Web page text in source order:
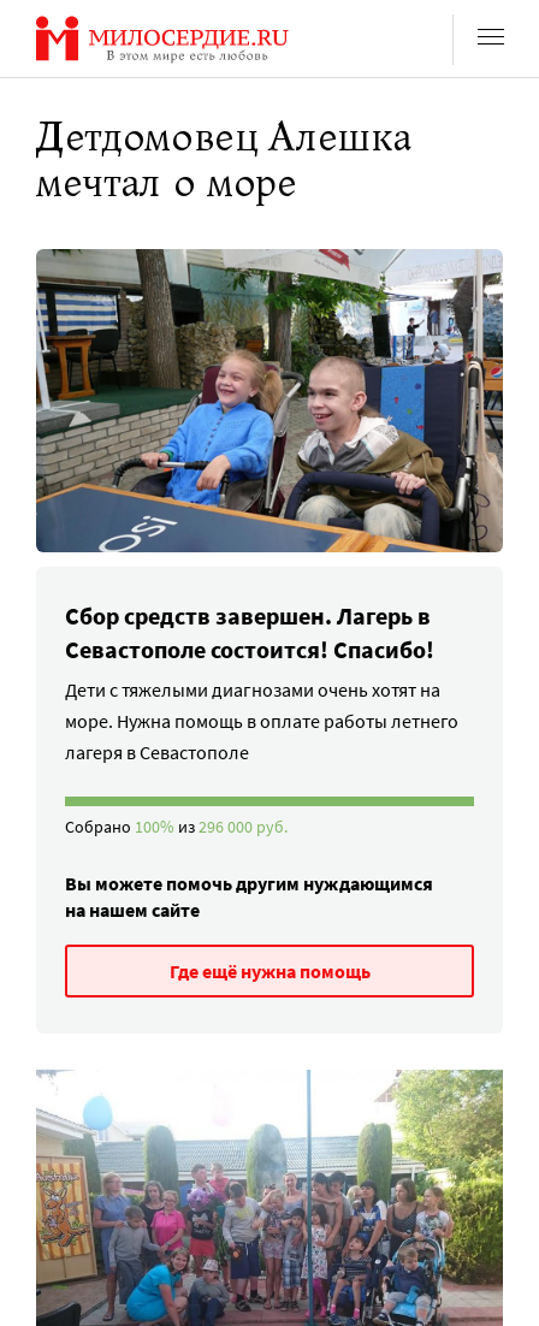
Перейти
содержанию
Детдомовец Алешка
мечтал о море
Сбор средств завершен. Лагерь в
Севастополе состоится! Спасибо!
Дети с тяжелыми диагнозами очень хотят на
море. Нужна помощь в оплате работы летнего
лагеря в Севастополе
Собрано 100% из296 000 руб.
Вы можете помочь другим нуждающимся
на нашем сайте
Где ещё нужна помощь